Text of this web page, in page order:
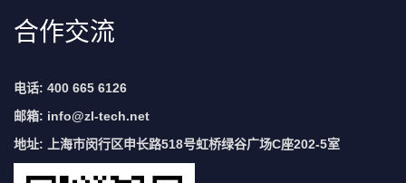
合作交流
电话: 400 665 6126
邮箱: info@zl-tech.net
地址: 上海市闵行区申长路518号虹桥绿谷广场C座202-5室